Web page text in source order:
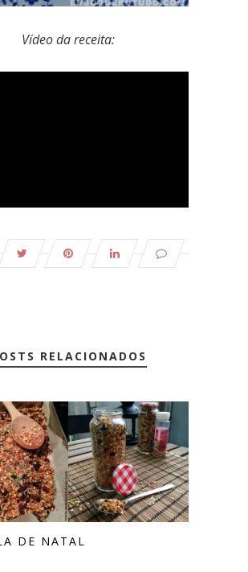
Vídeo da receita:
RELACIONADOS
DE NATAL